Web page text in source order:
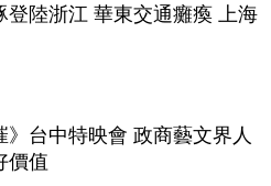
登陸浙江 華東交通癱瘓 上海
》台中特映會 政商藝文界人
價值